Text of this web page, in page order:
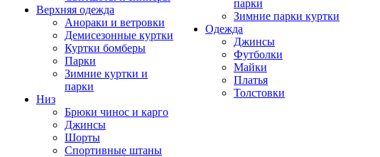
Верхняя одежда
Анораки и ветровки
Демисезонные куртки
Куртки бомберы
Парки
Зимние куртки и
парки
Низ
Брюки чинос и карго
Джинсы
Шорты
Спортивные штаны
парки
Зимние парки куртки
Одежда
Джинсы
Футболки
Майки
Платья
Толстовки